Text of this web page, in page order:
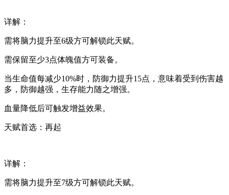
详解：
需将脑力提升至6级方可解锁此天赋。
需保留至少3点体魄值方可装备。
当生命值每减少10%时，防御力提升15点，意味着受到伤害越
多，防御越强，生存能力随之增强。
血量降低后可触发增益效果。
天赋首选：再起
详解：
需将脑力提升至7级方可解锁此天赋。